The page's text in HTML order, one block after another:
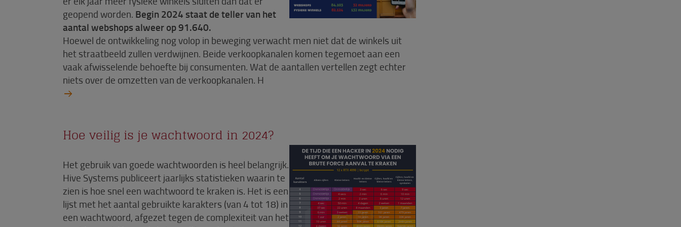
geopend worden. Begin 2024 staat de teller van het
aantal webshops alweer op 91.640.
Hoewel de ontwikkeling nog volop in beweging verwacht men niet dat de winkels uit
het straatbeeld zullen verdwijnen. Beide verkoopkanalen komen tegemoet aan een
vaak afwisselende behoefte bij consumenten. Wat de aantallen vertellen zegt echter
niets over de omzetten van de verkoopkanalen. H
Hoe veilig is je wachtwoord in 2024?
Het gebruik van goede wachtwoorden is heel belangrijk.
Hive Systems publiceert jaarlijks statistieken waarin te
zien is hoe snel een wachtwoord te kraken is. Het is een
lijst met het aantal gebruikte karakters (van 4 tot 18) in
een wachtwoord, afgezet tegen de complexiteit van het